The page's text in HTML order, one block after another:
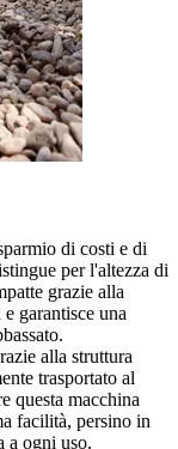
di costi e di
per l'altezza di
grazie alla
garantisce una
alla struttura
trasportato al
questa macchina
facilità, persino in
a ogni uso.